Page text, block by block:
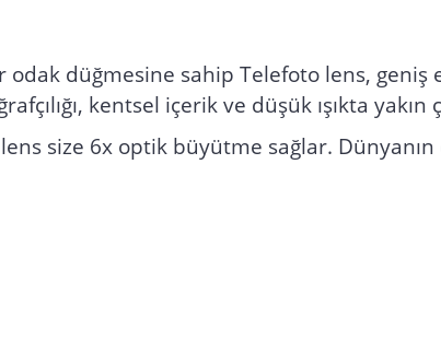
düğmesine sahip Telefoto lens,
kentsel içerik ve düşük ışıkta
size 6x optik büyütme sağlar. Dünyanın